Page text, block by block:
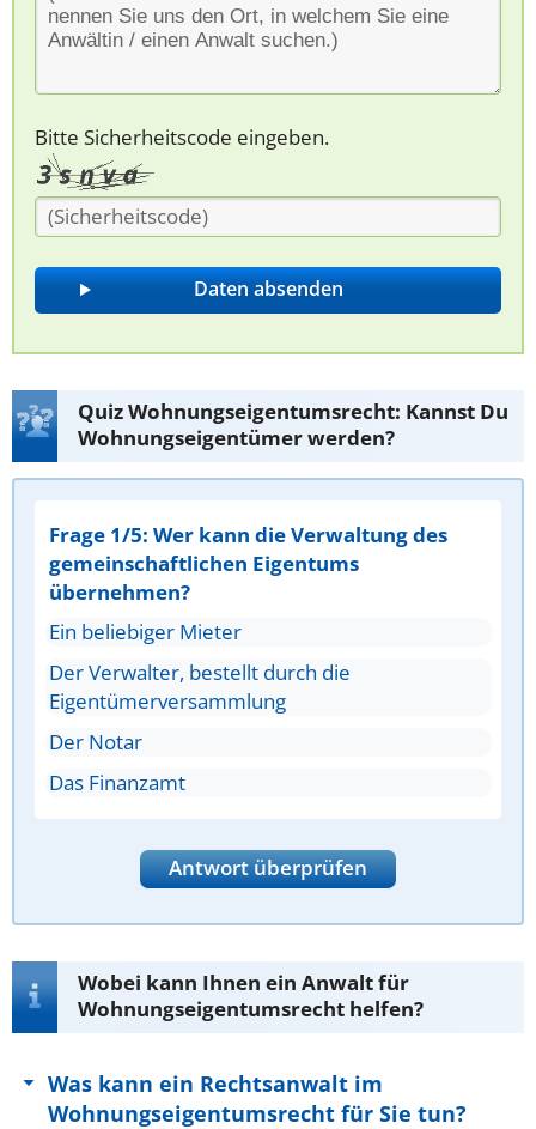
Bitte Sicherheitscode eingeben.
Quiz Wohnungseigentumsrecht: Kannst Du
Wohnungseigentümer werden?
Frage 1/5: Wer kann die Verwaltung des
gemeinschaftlichen Eigentums
übernehmen?
Ein beliebiger Mieter
Der Verwalter, bestellt durch die
Eigentümerversammlung
Der Notar
Das Finanzamt
Antwort überprüfen
Wobei kann Ihnen ein Anwalt für
Wohnungseigentumsrecht helfen?
Was kann ein Rechtsanwalt im
Wohnungseigentumsrecht für Sie tun?